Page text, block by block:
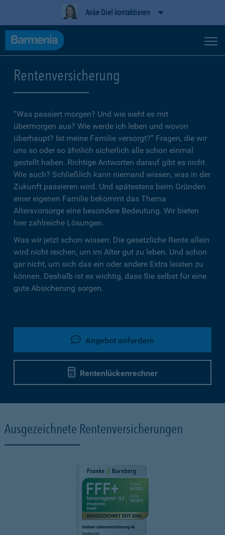
Anke Diel kontaktieren
Rentenversicherung
”Was passiert morgen? Und wie sieht es mit
übermorgen aus? Wie werde ich leben und wovon
überhaupt? Ist meine Familie versorgt?” Fragen, die wir
uns so oder so ähnlich sicherlich alle schon einmal
gestellt haben. Richtige Antworten darauf gibt es nicht.
Wie auch? Schließlich kann niemand wissen, was in der
Zukunft passieren wird. Und spätestens beim Gründen
einer eigenen Familie bekommt das Thema
Altersvorsorge eine besondere Bedeutung. Wir bieten
hier zahlreiche Lösungen.
Was wir jetzt schon wissen: Die gesetzliche Rente allein
wird nicht reichen, um im Alter gut zu leben. Und schon
gar nicht, um sich das ein oder andere Extra leisten zu
können. Deshalb ist es wichtig, dass Sie selbst für eine
gute Absicherung sorgen.
Angebot anfordern
Rentenlückenrechner
Ausgezeichnete Rentenversicherungen